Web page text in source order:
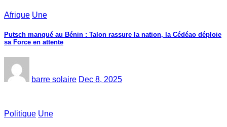
Afrique Une
Putsch manqué au Bénin : Talon rassure la nation, la Cédéao déploie
sa Force en attente
barre solaire Dec 8, 2025
Politique Une